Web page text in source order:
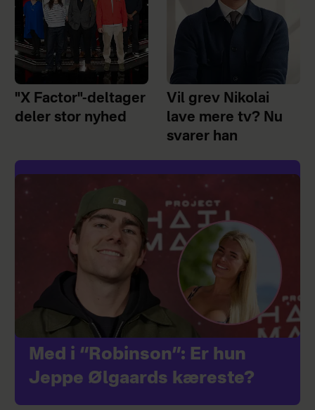
"X Factor"-deltager
deler stor nyhed
Vil grev Nikolai
lave mere tv? Nu
svarer han
Med i “Robinson”: Er hun
Jeppe Ølgaards kæreste?